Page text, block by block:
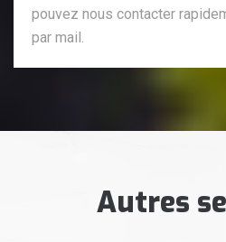
pouvez nous contacter
par mail.
Autres